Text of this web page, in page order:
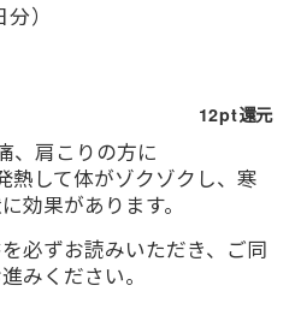
）
12pt還元
、肩こりの方に
熱して体がゾクゾクし、寒
効果があります。
必ずお読みいただき、ご同
みください。